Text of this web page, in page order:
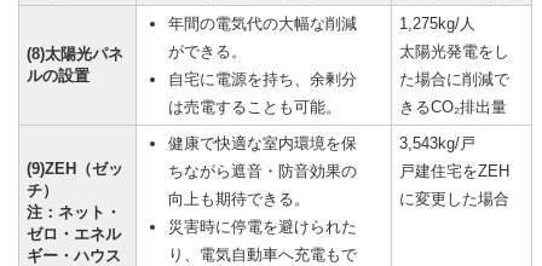
(8)太陽光パネ
ルの設置
年間の電気代の大幅な削減
ができる。
自宅に電源を持ち、余剰分
は売電することも可能。
1,275kg/人
太陽光発電をし
た場合に削減で
きるCO₂排出量
(9)ZEH（ゼッ
チ）
注：ネット・
ゼロ・エネル
ギー・ハウス
健康で快適な室内環境を保
ちながら遮音・防音効果の
向上も期待できる。
災害時に停電を避けられた
り、電気自動車へ充電もで
3,543kg/戸
戸建住宅をZEH
に変更した場合